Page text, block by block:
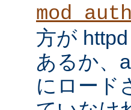
方が
あるか、
にロード